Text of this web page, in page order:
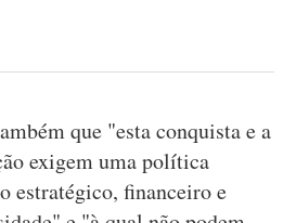
que "esta conquista e a
exigem uma política
estratégico, financeiro e